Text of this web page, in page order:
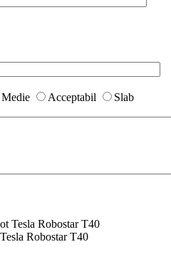
Medie Acceptabil
Slab
Robostar T40